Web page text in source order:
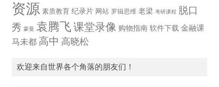
资源 素质教育 纪录片 网站 罗辑思维 老梁 考研课程
脱口
秀 蒙曼 袁腾飞 课堂录像 购物指南 软件下载 金融课
马未都 高中 高晓松
欢迎来自世界各个角落的朋友们！